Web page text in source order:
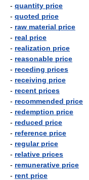
- quantity price
- quoted price
- raw material price
- real price
- realization price
- reasonable price
- receding prices
- receiving price
- recent prices
- recommended price
- redemption price
- reduced price
- reference price
- regular price
- relative prices
- remunerative price
- rent price